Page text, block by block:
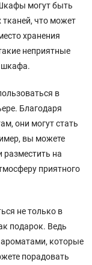
могут быть
тканей, что может
хранения
неприятные
шкафа.
в
Благодаря
они могут стать
вы можете
разместить на
приятного
не только в
подарок. Ведь
которые
порадовать